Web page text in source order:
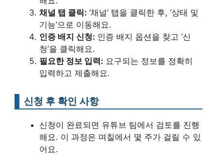
채널 탭 클릭: ‘채널’ 탭을 클릭한 후, ‘상태 및
기능’으로 이동해요.
인증 배지 신청: 인증 배지 옵션을 찾고 ‘신
청’을 클릭해요.
필요한 정보 입력: 요구되는 정보를 정확히
입력하고 제출해요.
신청 후 확인 사항
신청이 완료되면 유튜브 팀에서 검토를 진행
해요. 이 과정은 며칠에서 몇 주가 걸릴 수 있
어요.